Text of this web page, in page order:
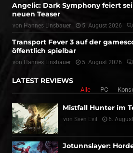
Angelic: Dark Symphony feiert
neuen Teaser
von Hannes Linsbauer 5. August 2026
Transport Fever 3 auf der
öffentlich spielbar
von Hannes Linsbauer 5. August 2026
LATEST REVIEWS
Alle PC
Mistfall Hunter im
von Sven Evil 6.
Jotunnslayer: